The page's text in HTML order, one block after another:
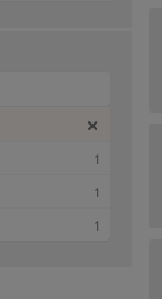
1
1
1